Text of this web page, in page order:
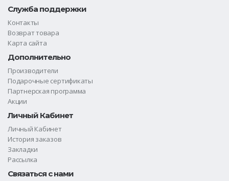
Служба поддержки
Контакты
Возврат товара
Карта сайта
Дополнительно
Производители
Подарочные сертификаты
Партнерская программа
Акции
Личный Кабинет
Личный Кабинет
История заказов
Закладки
Рассылка
Связаться с нами